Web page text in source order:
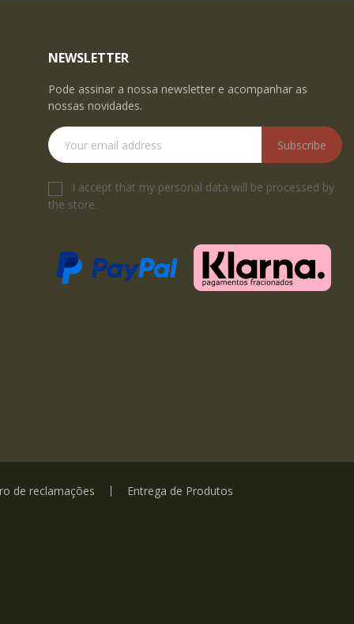
NEWSLETTER
Pode assinar a nossa newsletter e acompanhar as
nossas novidades.
Subscribe
I accept that my personal data will be processed by
the store.
de reclamações Entrega de Produtos